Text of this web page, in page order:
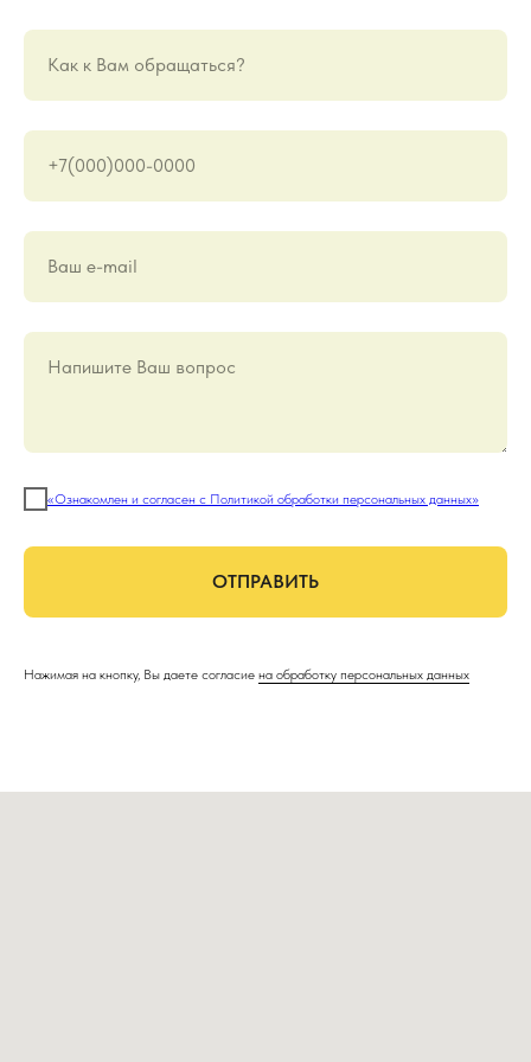
Как к Вам обращаться?
+7(000)000-0000
Ваш е-mail
Напишите Ваш вопрос
«Ознакомлен и согласен с Политикой обработки персональных данных»
ОТПРАВИТЬ
Нажимая на кнопку, Вы даете согласие на обработку персональных данных